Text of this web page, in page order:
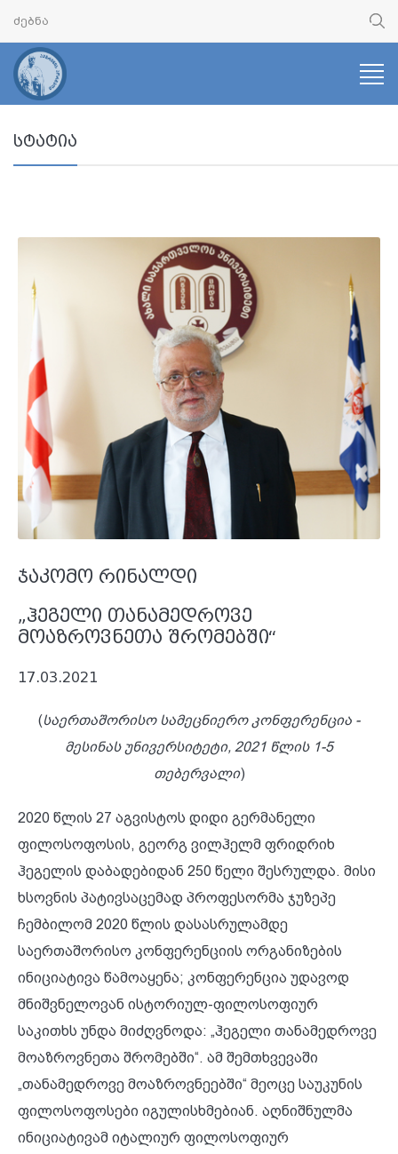
სტატია
ჯაკომო რინალდი
„ჰეგელი თანამედროვე
მოაზროვნეთა შრომებში“
17.03.2021
(საერთაშორისო სამეცნიერო კონფერენცია -
მესინას უნივერსიტეტი, 2021 წლის 1-5
თებერვალი)
2020 წლის 27 აგვისტოს დიდი გერმანელი
ფილოსოფოსის, გეორგ ვილჰელმ ფრიდრიხ
ჰეგელის დაბადებიდან 250 წელი შესრულდა. მისი
ხსოვნის პატივსაცემად პროფესორმა ჯუზეპე
ჩემბილომ 2020 წლის დასასრულამდე
საერთაშორისო კონფერენციის ორგანიზების
ინიციატივა წამოაყენა; კონფერენცია უდავოდ
მნიშვნელოვან ისტორიულ-ფილოსოფიურ
საკითხს უნდა მიძღვნოდა: „ჰეგელი თანამედროვე
მოაზროვნეთა შრომებში“. ამ შემთხვევაში
„თანამედროვე მოაზროვნეებში“ მეოცე საუკუნის
ფილოსოფოსები იგულისხმებიან. აღნიშნულმა
ინიციატივამ იტალიურ ფილოსოფიურ